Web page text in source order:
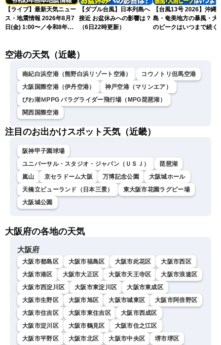
【ライブ】最新天気ニュー
ス・地震情報 2026年8月7
日(金) 1:00〜／令和8年熊
スLiVE〉
【ダブル台風】日本列島へ
接近 お盆休みへの影響は？
（6日22時更新）
【台風13号 2026】沖縄
島・奄美地方の暴風・大
のピークはいつまで続く
空港の天気（近畿）
南紀白浜空港（熊野白浜リゾート空港）
コウノトリ但馬空港
大阪国際空港（伊丹空港）
神戸空港（マリンエア）
びわ湖ＭPPG パラグライダー飛行場（MPG琵琶湖）
関西国際空港
注目のお出かけスポット天気（近畿）
阪神甲子園球場
ユニバーサル・スタジオ・ジャパン（ＵＳＪ）
琵琶湖
嵐山
京セラドーム大阪 万博記念公園
大阪城ホール
天橋立ビューランド（日本三景）
東大阪市花園ラグビー場
大阪城公園
大阪府の各地の天気
大阪府
大阪市都島区 大阪市福島区 大阪市此花区
大阪市西区
大阪市港区
大阪市大正区 大阪市天王寺区
大阪市浪速区
大阪市西淀川区
大阪市東淀川区
大阪市東成区
大阪市生野区
大阪市旭区 大阪市城東区
大阪市阿倍野区
大阪市住吉区
大阪市東住吉区
大阪市西成区
大阪市淀川区
大阪市鶴見区
大阪市住之江区
大阪市平野区
大阪市北区 大阪市中央区
堺市堺区